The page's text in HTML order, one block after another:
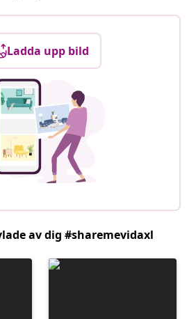
Ladda upp bild
av dig #sharemevidaxl